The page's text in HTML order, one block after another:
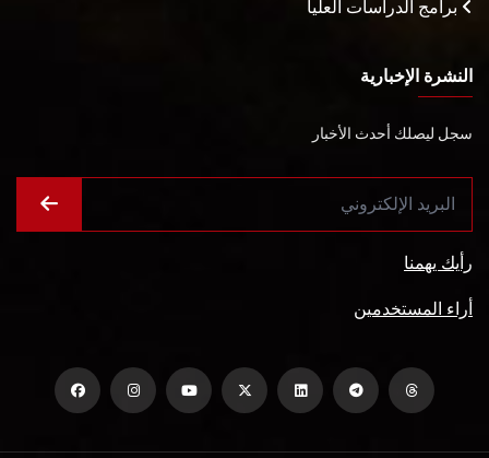
برامج الدراسات العليا
النشرة الإخبارية
سجل ليصلك أحدث الأخبار
رأيك يهمنا
أراء المستخدمين